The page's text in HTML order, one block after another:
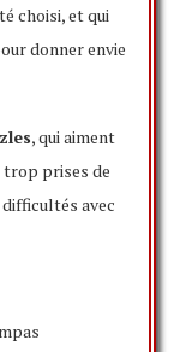
choisi, et qui
donner envie
, qui aiment
trop prises de
avec